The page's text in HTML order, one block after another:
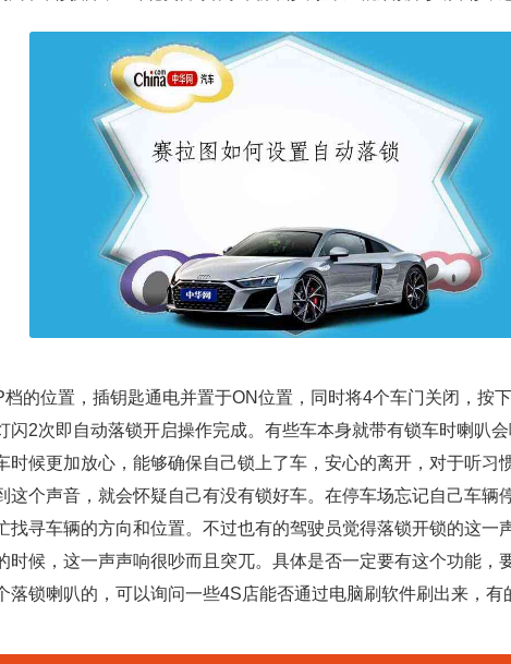
的位置，插钥匙通电并置于ON位置，同时将4个车门关闭，按
闪2次即自动落锁开启操作完成。有些车本身就带有锁车时喇叭
时候更加放心，能够确保自己锁上了车，安心的离开，对于听习
这个声音，就会怀疑自己有没有锁好车。在停车场忘记自己车辆
找寻车辆的方向和位置。不过也有的驾驶员觉得落锁开锁的这一
时候，这一声声响很吵而且突兀。具体是否一定要有这个功能，
落锁喇叭的，可以询问一些4S店能否通过电脑刷软件刷出来，有